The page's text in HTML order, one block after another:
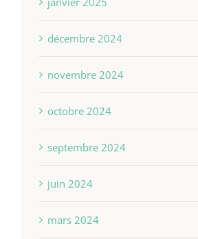
décembre 2024
novembre 2024
octobre 2024
septembre 2024
juin 2024
mars 2024